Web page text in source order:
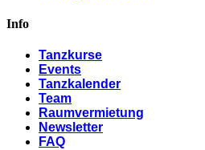
Info
Tanzkurse
Events
Tanzkalender
Team
Raumvermietung
Newsletter
FAQ